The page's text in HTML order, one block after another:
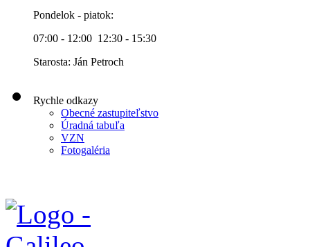
Pondelok - piatok:
07:00 - 12:00 12:30 - 15:30
Starosta: Ján Petroch
Rychle odkazy
Obecné zastupiteľstvo
Úradná tabuľa
VZN
Fotogaléria